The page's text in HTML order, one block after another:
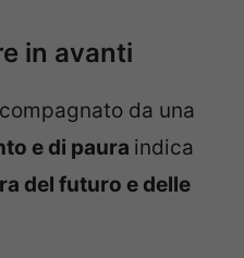
in avanti
da una
e di paura indica
del futuro e delle